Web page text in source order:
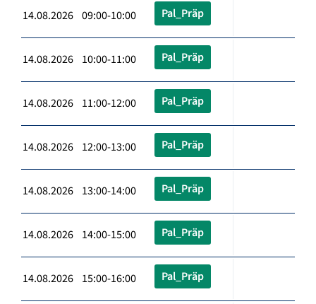
14.08.2026 09:00-10:00 Pal_Präp
14.08.2026 10:00-11:00 Pal_Präp
14.08.2026 11:00-12:00 Pal_Präp
14.08.2026 12:00-13:00 Pal_Präp
14.08.2026 13:00-14:00 Pal_Präp
14.08.2026 14:00-15:00 Pal_Präp
14.08.2026 15:00-16:00 Pal_Präp